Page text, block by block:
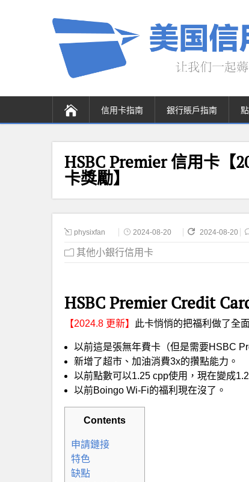
信用卡指南 銀行賬戶指南
HSBC Premier 信用卡【
卡獎勵】
physixfan 2024-08-20 2024-08-20
其他小銀行信用卡
HSBC Premier Credit
【2024.8 更新】 此卡悄悄的把福利做了全
以前這是張無年費卡（但是需要HSBC
新增了超市、加油消費3x的攢點能力。
以前點數可以1.25 cpp使用，現在變成
以前Boingo Wi-Fi的福利現在沒了。
Contents
申請鏈接
特色
缺點